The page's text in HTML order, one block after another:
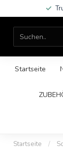
Startseite
Startseite /